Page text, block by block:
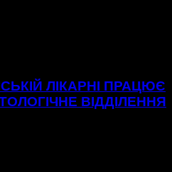
ЛІКАРНІ ПРАЦЮЄ
ВІДДІЛЕННЯ